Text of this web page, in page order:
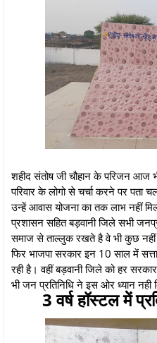
शहीद संतोष जी चौहान के परिजन आज
परिवार के लोगो से चर्चा करने पर
उन्हें आवास योजना का तक लाभ नहीं
प्रशासन सहित बड़वानी जिले सभी
समाज से ताल्लुक रखते है वे भी कुछ
फिर भाजपा सरकार इन 10 साल में
रही है। वहीं बड़वानी जिले को हर
भी जन प्रतिनिधि ने इस ओर ध्यान नही
3 वर्ष हॉस्टल में